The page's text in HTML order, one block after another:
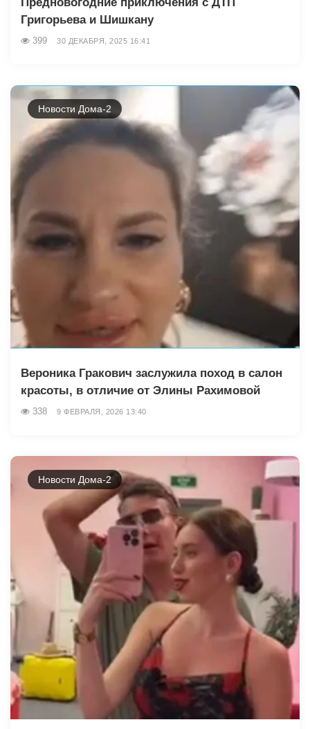
Григорьева и Шишкану
399 30 ДЕКАБРЯ, 2025 16:41
Новости Дома-2
Вероника Гракович заслужила поход в салон
красоты, в отличие от Элины Рахимовой
338 9 ФЕВРАЛЯ, 2026 13:40
Новости Дома-2